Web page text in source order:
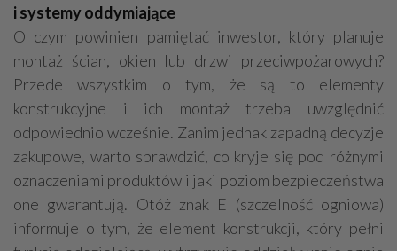
i systemy oddymiające
O czym powinien pamiętać inwestor, który planuje
montaż ścian, okien lub drzwi przeciwpożarowych?
Przede wszystkim o tym, że są to elementy
konstrukcyjne i ich montaż trzeba uwzględnić
odpowiednio wcześnie. Zanim jednak zapadną decyzje
zakupowe, warto sprawdzić, co kryje się pod różnymi
oznaczeniami produktów i jaki poziom bezpieczeństwa
one gwarantują. Otóż znak E (szczelność ogniowa)
informuje o tym, że element konstrukcji, który pełni